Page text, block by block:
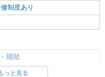
制度あり
福祉
っと見る